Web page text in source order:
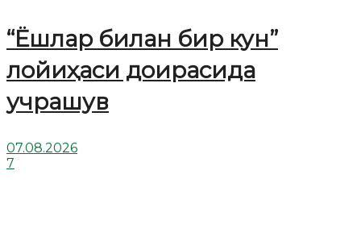
“Ёшлар билан бир кун”
лойиҳаси доирасида
учрашув
07.08.2026
7